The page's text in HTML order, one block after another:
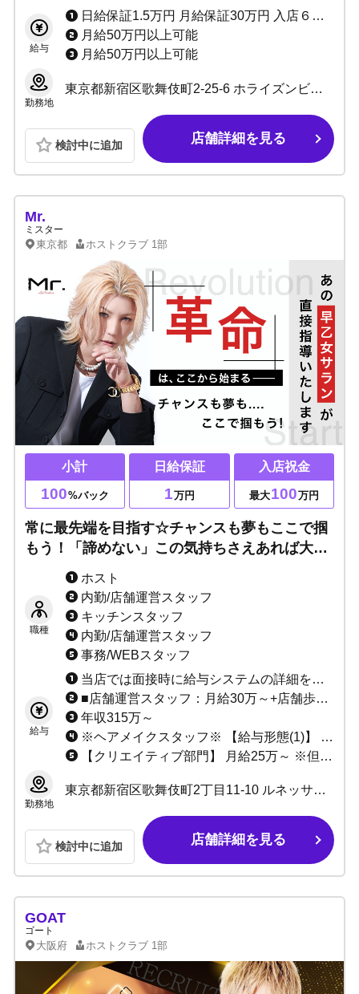
給与
日給保証1.5万円 月給保証30万円 入店６カ月：小計100％バック
月給50万円以上可能
月給50万円以上可能
勤務地
東京都新宿区歌舞伎町2-25-6 ホライズンビル1F
検討中に追加 店舗詳細を見る
Mr.
ミスター
東京都 ホストクラブ 1部
小計
100%バック
日給保証
1万円
入店祝金
最大100万円
常に最先端を目指す☆チャンスも夢もここで掴
もう！「諦めない」この気持ちさえあれば大丈
夫！次世代のプレイヤーになるノウハウ伝授！
一緒に人生を変える挑戦をしましょう！
職種
ホスト
内勤/店舗運営スタッフ
キッチンスタッフ
内勤/店舗運営スタッフ
事務/WEBスタッフ
給与
当店では面接時に給与システムの詳細を説明させていただいております。 ・日払いOK ・各種賞金、賞与あり
■店舗運営スタッフ：月給30万～+店舗歩合 ・年収312～1200万程度 ■店長･マネージャー候補 ・年収600万～+店舗歩合 ■エリアマネージャー候補 ・年収840万～+店舗歩合 ・実績、成果に応じて年収アップ可能 ・能力により優遇
年収315万～
※ヘアメイクスタッフ※ 【給与形態(1)】 驚愕のバック率、売上の70%以上 【給与形態(2)】 固定給 18万～25万 応相談 ※更に半年に1度昇給チャンスあり 少ない勤務時間で、月収40万以上も可能 あなたのやる気次第で、じゃんじゃん稼げます！！
【クリエイティブ部門】 月給25万～ ※但し、前職及び年齢､経験､能力を考慮の上決定します
勤務地
東京都新宿区歌舞伎町2丁目11-10 ルネッサンスビル 3F
検討中に追加 店舗詳細を見る
GOAT
ゴート
大阪府 ホストクラブ 1部